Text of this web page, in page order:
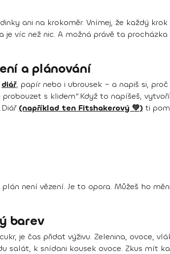
ani na krokoměr. Vnímej, že každý
je víc než nic. A možná právě ta
a plánování
diář, papír nebo i ubrousek – a napiš si,
probouzet s klidem“.Když to napíšeš,
(například ten Fitshakerový 💚) ti
není vězení. Je to opora. Můžeš ho
barev
je čas přidat výživu. Zelenina, ovoce,
salát, k snídani kousek ovoce. Zkus mít